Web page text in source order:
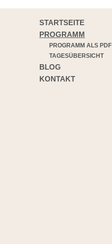
STARTSEITE
PROGRAMM
PROGRAMM ALS PDF
TAGESÜBERSICHT
BLOG
KONTAKT